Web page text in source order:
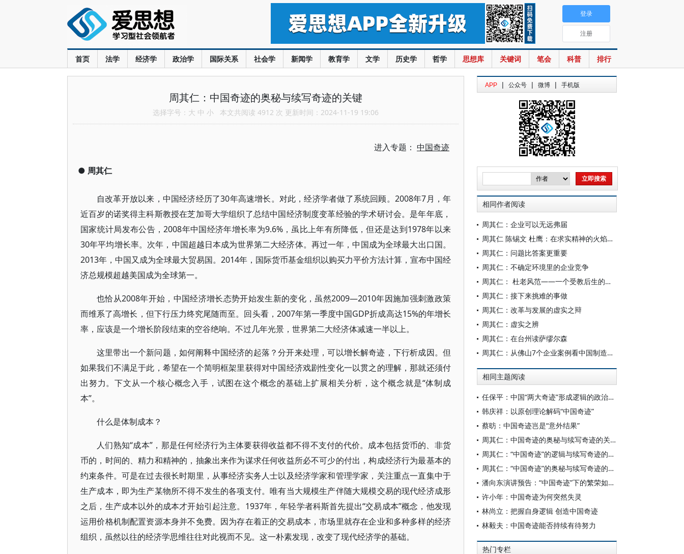
首页 法学 经济学 政治学 国际关系 社会学 新闻学 教育学 文学 历史学 哲学 思想库 关键词 笔会 科普 排行
登录
注册
周其仁：中国奇迹的奥秘与续写奇迹的关键
选择字号： 大 中 小 本文共阅读 4912 次 更新时间：2024-11-19 19:06
进入专题： 中国奇迹
● 周其仁
自改革开放以来，中国经济经历了30年高速增长。对此，经济学者做了系统回顾。2008年7月，年
近百岁的诺奖得主科斯教授在芝加哥大学组织了总结中国经济制度变革经验的学术研讨会。是年年底，
国家统计局发布公告，2008年中国经济年增长率为9.6%，虽比上年有所降低，但还是达到1978年以来
30年平均增长率。次年，中国超越日本成为世界第二大经济体。再过一年，中国成为全球最大出口国。
2013年，中国又成为全球最大贸易国。2014年，国际货币基金组织以购买力平价方法计算，宣布中国经
济总规模超越美国成为全球第一。
也恰从2008年开始，中国经济增长态势开始发生新的变化，虽然2009—2010年因施加强刺激政策
而维系了高增长，但下行压力终究尾随而至。回头看，2007年第一季度中国GDP折成高达15%的年增长
率，应该是一个增长阶段结束的空谷绝响。不过几年光景，世界第二大经济体减速一半以上。
这里带出一个新问题，如何阐释中国经济的起落？分开来处理，可以增长解奇迹，下行析成因。但
如果我们不满足于此，希望在一个简明框架里获得对中国经济戏剧性变化一以贯之的理解，那就还须付
出努力。下文从一个核心概念入手，试图在这个概念的基础上扩展相关分析，这个概念就是“体制成
本”。
什么是体制成本？
人们熟知“成本”，那是任何经济行为主体要获得收益都不得不支付的代价。成本包括货币的、非货
币的，时间的、精力和精神的，抽象出来作为谋求任何收益所必不可少的付出，构成经济行为最基本的
约束条件。可是在过去很长时期里，从事经济实务人士以及经济学家和管理学家，关注重点一直集中于
生产成本，即为生产某物所不得不发生的各项支付。唯有当大规模生产伴随大规模交易的现代经济成形
之后，生产成本以外的成本才开始引起注意。1937年，年轻学者科斯首先提出“交易成本”概念，他发现
运用价格机制配置资源本身并不免费。因为存在着正的交易成本，市场里就存在企业和多种多样的经济
组织，虽然以往的经济学思维往往对此视而不见。这一朴素发现，改变了现代经济学的基础。
APP | 公众号 | 微博 | 手机版
相同作者阅读
周其仁：企业可以无远弗届
周其仁 陈锡文 杜鹰：在求实精神的火焰中完成理论经济学的变革
周其仁：问题比答案更重要
周其仁：不确定环境里的企业竞争
周其仁： 杜老风范——一个受教后生的记忆
周其仁：接下来挑难的事做
周其仁：改革与发展的虚实之辩
周其仁：虚实之辨
周其仁：在台州读萨缪尔森
周其仁：从佛山7个企业案例看中国制造业创新趋势
相同主题阅读
任保平：中国“两大奇迹”形成逻辑的政治经济学阐释
韩庆祥：以原创理论解码“中国奇迹”
蔡昉：中国奇迹岂是“意外结果”
周其仁：中国奇迹的奥秘与续写奇迹的关键
周其仁：“中国奇迹”的逻辑与续写奇迹的关键
周其仁：“中国奇迹”的奥秘与续写奇迹的关键
潘向东演讲预告：“中国奇迹”下的繁荣如何延续？
许小年：中国奇迹为何突然失灵
林尚立：把握自身逻辑 创造中国奇迹
林毅夫：中国奇迹能否持续有待努力
热门专栏